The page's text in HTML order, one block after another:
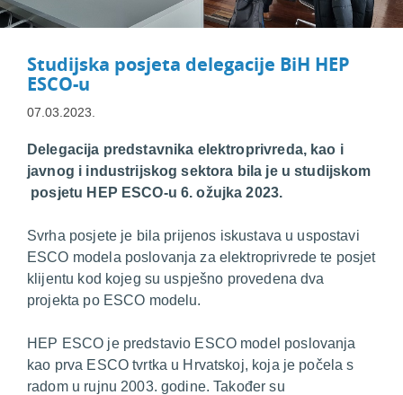
Studijska posjeta delegacije BiH HEP
ESCO-u
07.03.2023.
Delegacija predstavnika elektroprivreda, kao i
javnog i industrijskog sektora bila je u studijskom
posjetu HEP ESCO-u 6. ožujka 2023.
Svrha posjete je bila prijenos iskustava u uspostavi
ESCO modela poslovanja za elektroprivrede te posjet
klijentu kod kojeg su uspješno provedena dva
projekta po ESCO modelu.
HEP ESCO je predstavio ESCO model poslovanja
kao prva ESCO tvrtka u Hrvatskoj, koja je počela s
radom u rujnu 2003. godine. Također su